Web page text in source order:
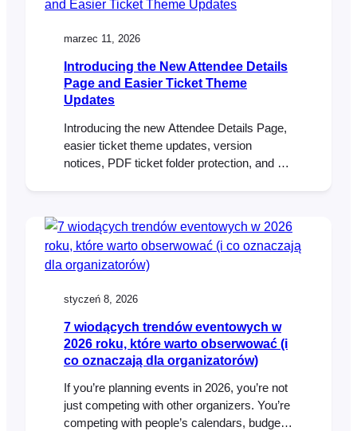
out of the inbox and directly into their
marzec 11, 2026
Introducing the New Attendee Details
Page and Easier Ticket Theme
Updates
Introducing the new Attendee Details Page,
easier ticket theme updates, version
notices, PDF ticket folder protection, and an
styczeń 8, 2026
7 wiodących trendów eventowych w
2026 roku, które warto obserwować (i
co oznaczają dla organizatorów)
If you’re planning events in 2026, you’re not
just competing with other organizers. You’re
competing with people’s calendars, budgets,